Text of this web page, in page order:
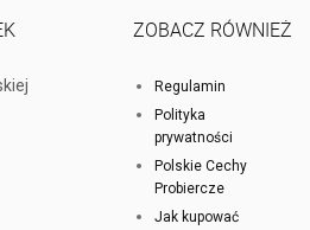
ZOBACZ RÓWNIEŻ
Regulamin
Polityka
prywatności
Polskie Cechy
Probiercze
Jak kupować